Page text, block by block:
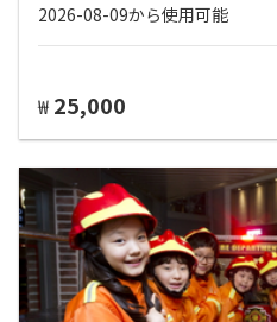
2026-08-09から使用可能
₩ 25,000